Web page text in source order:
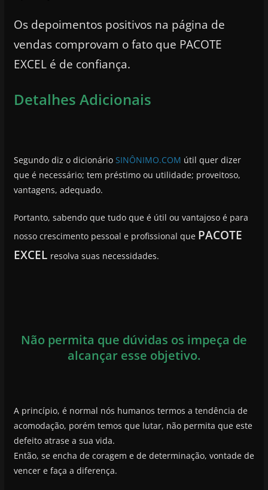
Os depoimentos positivos na página de
vendas comprovam o fato que PACOTE
EXCEL é de confiança.
Detalhes Adicionais
Segundo diz o dicionário SINÔNIMO.COM útil quer dizer
que é necessário; tem préstimo ou utilidade; proveitoso,
vantagens, adequado.
Portanto, sabendo que tudo que é útil ou vantajoso é para
nosso crescimento pessoal e profissional que PACOTE
EXCEL resolva suas necessidades.
Não permita que dúvidas os impeça de
alcançar esse objetivo.
A princípio, é normal nós humanos termos a tendência de
acomodação, porém temos que lutar, não permita que este
defeito atrase a sua vida.
Então, se encha de coragem e de determinação, vontade de
vencer e faça a diferença.